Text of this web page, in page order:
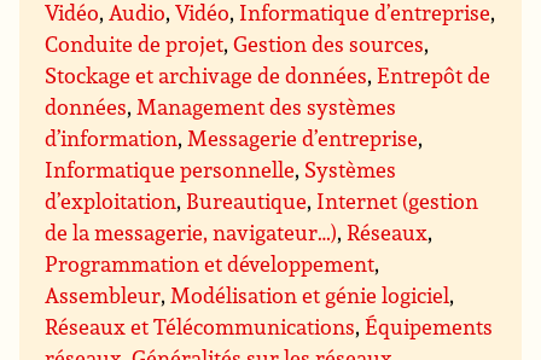
Vidéo, Audio,Vidéo, Informatique d’entreprise,
Conduite de projet,Gestion des sources,
Stockage et archivage de données,Entrepôt de
données, Management des systèmes
d’information, Messagerie d’entreprise,
Informatique personnelle, Systèmes
d’exploitation, Bureautique, Internet (gestion
de la messagerie, navigateur…),Réseaux,
Programmation et développement,
Assembleur, Modélisation et génie logiciel,
Réseaux et Télécommunications,Équipements